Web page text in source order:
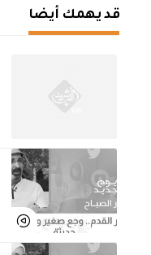
قد يهمك أيضا